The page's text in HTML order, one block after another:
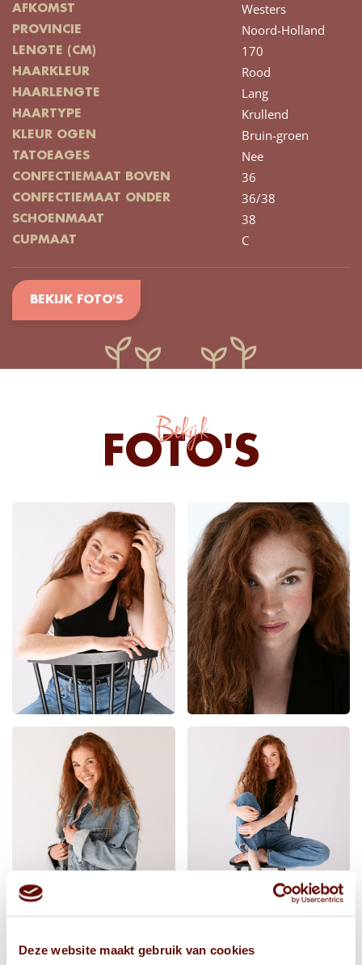
Deze website maakt gebruik van cookies
AFKOMST Westers
PROVINCIE Noord-Holland
LENGTE (CM) 170
HAARKLEUR Rood
HAARLENGTE Lang
HAARTYPE Krullend
KLEUR OGEN Bruin-groen
TATOEAGES Nee
CONFECTIEMAAT BOVEN 36
CONFECTIEMAAT ONDER 36/38
SCHOENMAAT 38
CUPMAAT C
BEKIJK FOTO'S
Bekijk
FOTO'S